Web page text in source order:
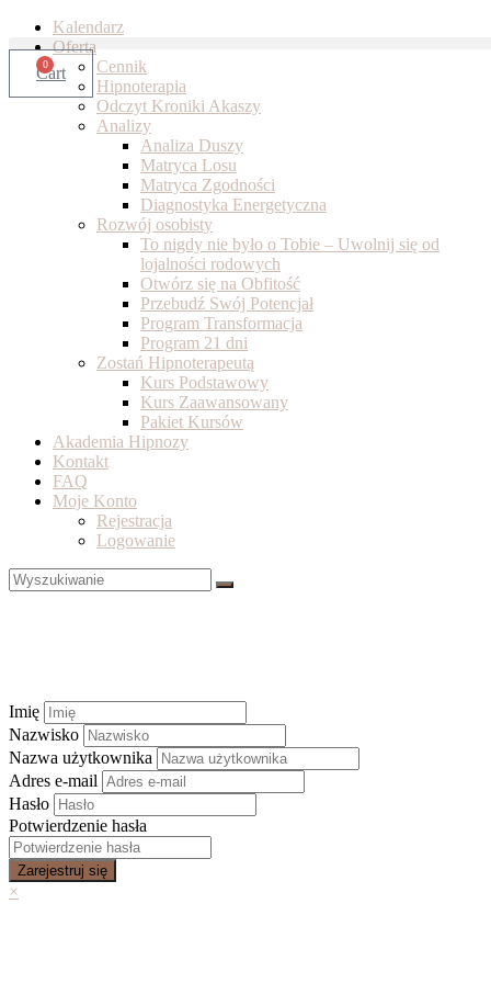
Skip
to
content
0
Cart
Kalendarz
Oferta
Cennik
Hipnoterapia
Odczyt Kroniki Akaszy
Analizy
Analiza Duszy
Matryca Losu
Matryca Zgodności
Diagnostyka Energetyczna
Rozwój osobisty
To nigdy nie było o Tobie – Uwolnij się od
lojalności rodowych
Otwórz się na Obfitość
Przebudź Swój Potencjał
Program Transformacja
Program 21 dni
Zostań Hipnoterapeutą
Kurs Podstawowy
Kurs Zaawansowany
Pakiet Kursów
Akademia Hipnozy
Kontakt
FAQ
Moje Konto
Rejestracja
Logowanie
Imię
Nazwisko
Nazwa użytkownika
Adres e-mail
Hasło
Potwierdzenie hasła
Zarejestruj się
×